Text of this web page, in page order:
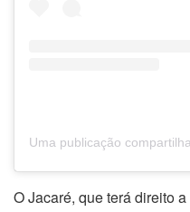
O Jacaré, que terá direito